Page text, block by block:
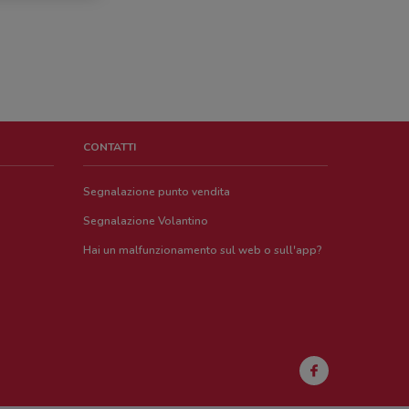
CONTATTI
Segnalazione punto vendita
Segnalazione Volantino
Hai un malfunzionamento sul web o sull'app?